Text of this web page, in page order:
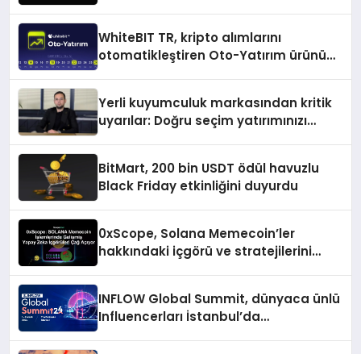
WhiteBIT TR, kripto alımlarını
otomatikleştiren Oto-Yatırım ürününü
Yerli kuyumculuk markasından kritik
uyarılar: Doğru seçim yatırımınızı
BitMart, 200 bin USDT ödül havuzlu
Black Friday etkinliğini duyurdu
0xScope, Solana Memecoin’ler
hakkındaki içgörü ve stratejilerini
INFLOW Global Summit, dünyaca ünlü
Influencerları İstanbul’da